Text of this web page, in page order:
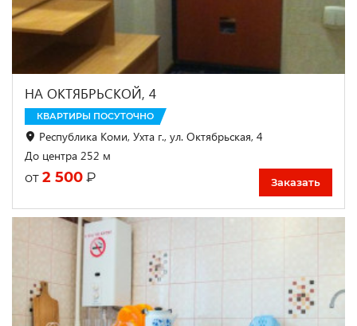
НА ОКТЯБРЬСКОЙ, 4
КВАРТИРЫ ПОСУТОЧНО
Республика Коми, Ухта г., ул. Октябрьская, 4
До центра 252 м
от 2 500 ₽ Заказать